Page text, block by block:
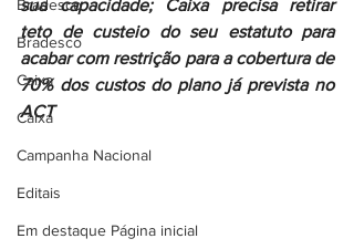
Bradesco
Bradesco
Caixa
Caixa
Campanha Nacional
Editais
Em destaque Página inicial
sua capacidade; Caixa precisa retirar
teto de custeio do seu estatuto para
acabar com restrição para a cobertura de
70% dos custos do plano já prevista no
ACT